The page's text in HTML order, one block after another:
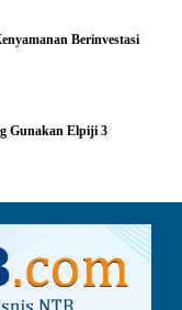
Berinvestasi
Gunakan Elpiji 3